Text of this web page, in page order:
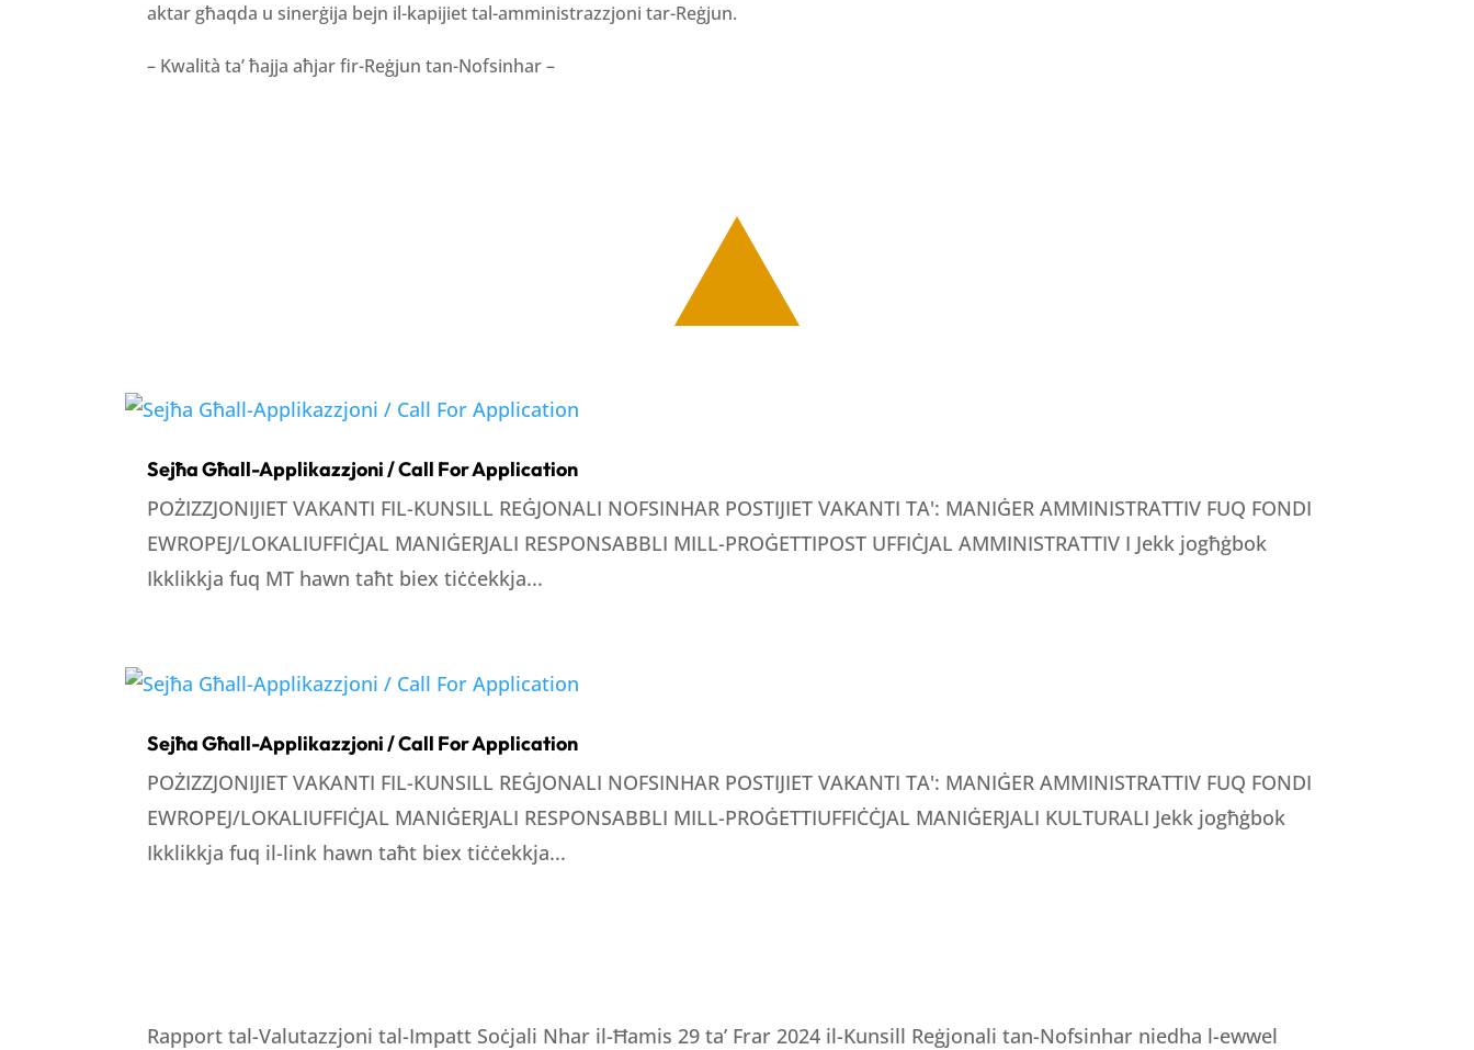
aktar għaqda u sinerġija bejn il-kapijiet tal-amministrazzjoni tar-Reġjun.
– Kwalità ta’ ħajja aħjar fir-Reġjun tan-Nofsinhar –
Sejħa Għall-Applikazzjoni / Call For Application
POŻIZZJONIJIET VAKANTI FIL-KUNSILL REĠJONALI NOFSINHAR POSTIJIET VAKANTI TA': MANIĠER AMMINISTRATTIV FUQ FONDI
EWROPEJ/LOKALIUFFIĊJAL MANIĠERJALI RESPONSABBLI MILL-PROĠETTIPOST UFFIĊJAL AMMINISTRATTIV I Jekk jogħġbok
Ikklikkja fuq MT hawn taħt biex tiċċekkja...
Sejħa Għall-Applikazzjoni / Call For Application
POŻIZZJONIJIET VAKANTI FIL-KUNSILL REĠJONALI NOFSINHAR POSTIJIET VAKANTI TA': MANIĠER AMMINISTRATTIV FUQ FONDI
EWROPEJ/LOKALIUFFIĊJAL MANIĠERJALI RESPONSABBLI MILL-PROĠETTIUFFIĊĊJAL MANIĠERJALI KULTURALI Jekk jogħġbok
Ikklikkja fuq il-link hawn taħt biex tiċċekkja...
Rapport tal-Valutazzjoni tal-Impatt Soċjali Nhar il-Ħamis 29 ta’ Frar 2024 il-Kunsill Reġjonali tan-Nofsinhar niedha l-ewwel